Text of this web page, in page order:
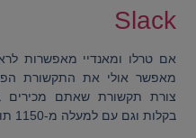
Slack
אם טרלו ומאנדיי מאפשרות
מאפשר אולי את התקשורת
צורת תקשורת שאתם מכירים
בקלות וגם עם למעלה מ-1150 תוכנות אחרות.